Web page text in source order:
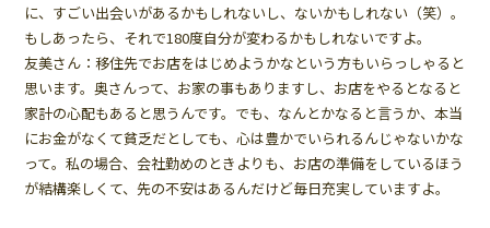
に、すごい出会いがあるかもしれないし、ないかもしれない（笑）。
もしあったら、それで180度自分が変わるかもしれないですよ。
友美さん：移住先でお店をはじめようかなという方もいらっしゃると
思います。奥さんって、お家の事もありますし、お店をやるとなると
家計の心配もあると思うんです。でも、なんとかなると言うか、本当
にお金がなくて貧乏だとしても、心は豊かでいられるんじゃないかな
って。私の場合、会社勤めのときよりも、お店の準備をしているほう
が結構楽しくて、先の不安はあるんだけど毎日充実していますよ。